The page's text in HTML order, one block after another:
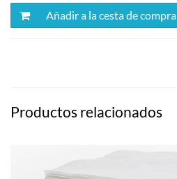
Añadir a la cesta de compra
Productos relacionados